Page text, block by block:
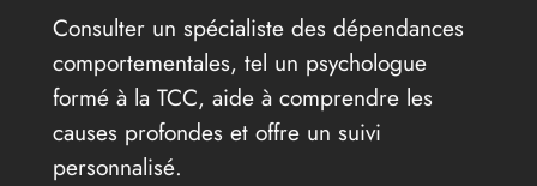
Consulter un spécialiste des dépendances
comportementales, tel un psychologue
formé à la TCC, aide à comprendre les
causes profondes et offre un suivi
personnalisé.